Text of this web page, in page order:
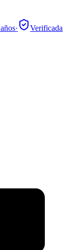
años·
Verificada